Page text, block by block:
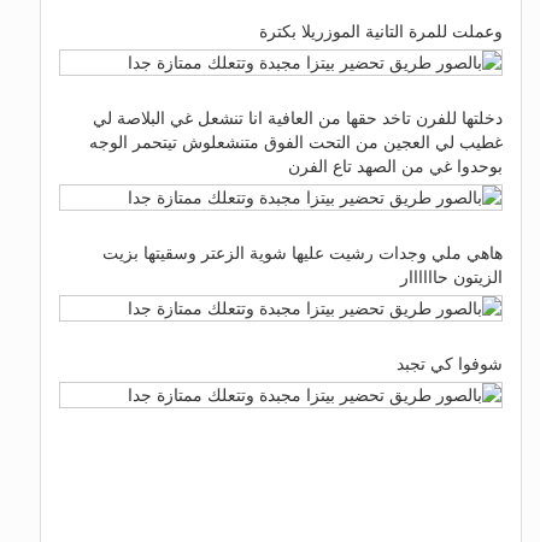
وعملت للمرة التانية الموزريلا بكترة
دخلتها للفرن تاخد حقها من العافية انا تنشعل غي البلاصة لي
غطيب لي العجين من التحت الفوق متنشعلوش تيتحمر الوجه
بوحدوا غي من الصهد تاع الفرن
هاهي ملي وجدات رشيت عليها شوية الزعتر وسقيتها بزيت
الزيتون حاااااار
شوفوا كي تجبد